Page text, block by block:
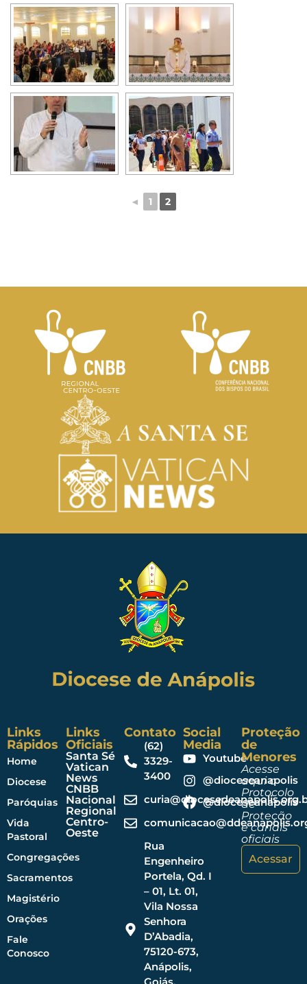
◄ 1 2
Links
Rápidos
Home
Diocese
Paróquias
Vida
Pastoral
Congregações
Sacramentos
Magistério
Orações
Fale
Conosco
Links
Oficiais
Santa Sé
Vatican
News
CNBB
Nacional
Regional
Centro-
Oeste
Contato
(62)
3329-
3400
Rua
Engenheiro
Portela, Qd. I
– 01, Lt. 01,
Vila Nossa
Senhora
D’Abadia,
75120-673,
Anápolis,
Social
Media
Youtube
@dioceseanapolis
@dioceseanapolis
Proteção
de
Menores
Acesse
aqui o
Protocolo
de
Proteção
e canais
oficiais
Acessar